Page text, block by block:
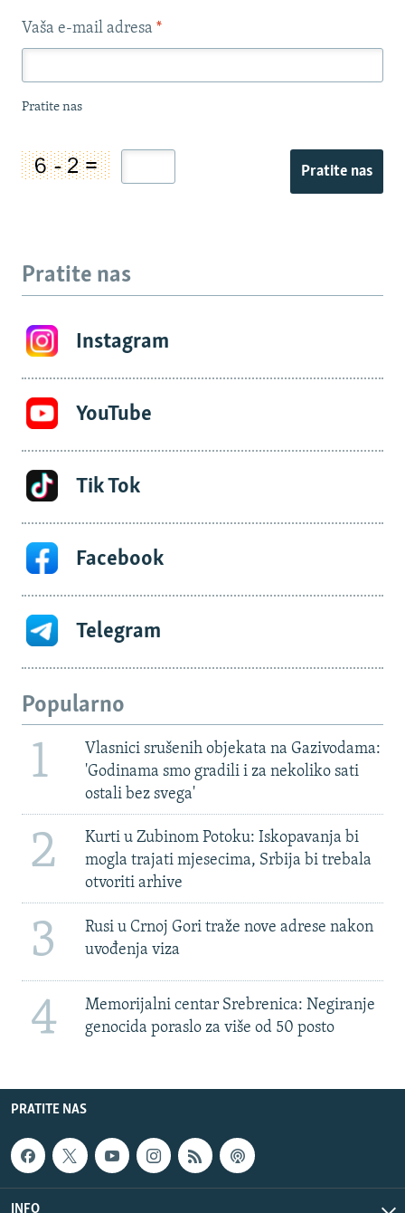
Vaša e-mail adresa *
Pratite nas
Pratite nas
Pratite nas
Instagram
YouTube
Tik Tok
Facebook
Telegram
Popularno
1
Vlasnici srušenih objekata na Gazivodama:
'Godinama smo gradili i za nekoliko sati
ostali bez svega'
2
Kurti u Zubinom Potoku: Iskopavanja bi
mogla trajati mjesecima, Srbija bi trebala
otvoriti arhive
3
Rusi u Crnoj Gori traže nove adrese nakon
uvođenja viza
4
Memorijalni centar Srebrenica: Negiranje
genocida poraslo za više od 50 posto
PRATITE NAS
INFO